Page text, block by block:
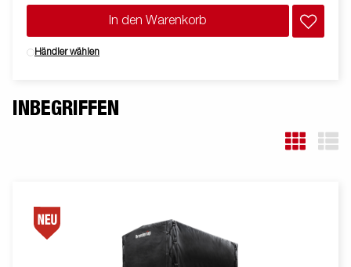
In den Warenkorb
Händler wählen
INBEGRIFFEN